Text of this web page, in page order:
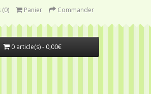
(0) Panier Commander
0 article(s) - 0,00€